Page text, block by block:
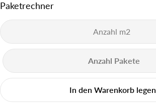
Paketrechner
In den Warenkorb legen
Ihr
Deine